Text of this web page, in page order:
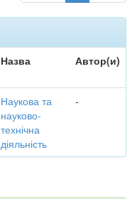
Назва Автор(и)
Наукова та
науково-
технічна
діяльність
-